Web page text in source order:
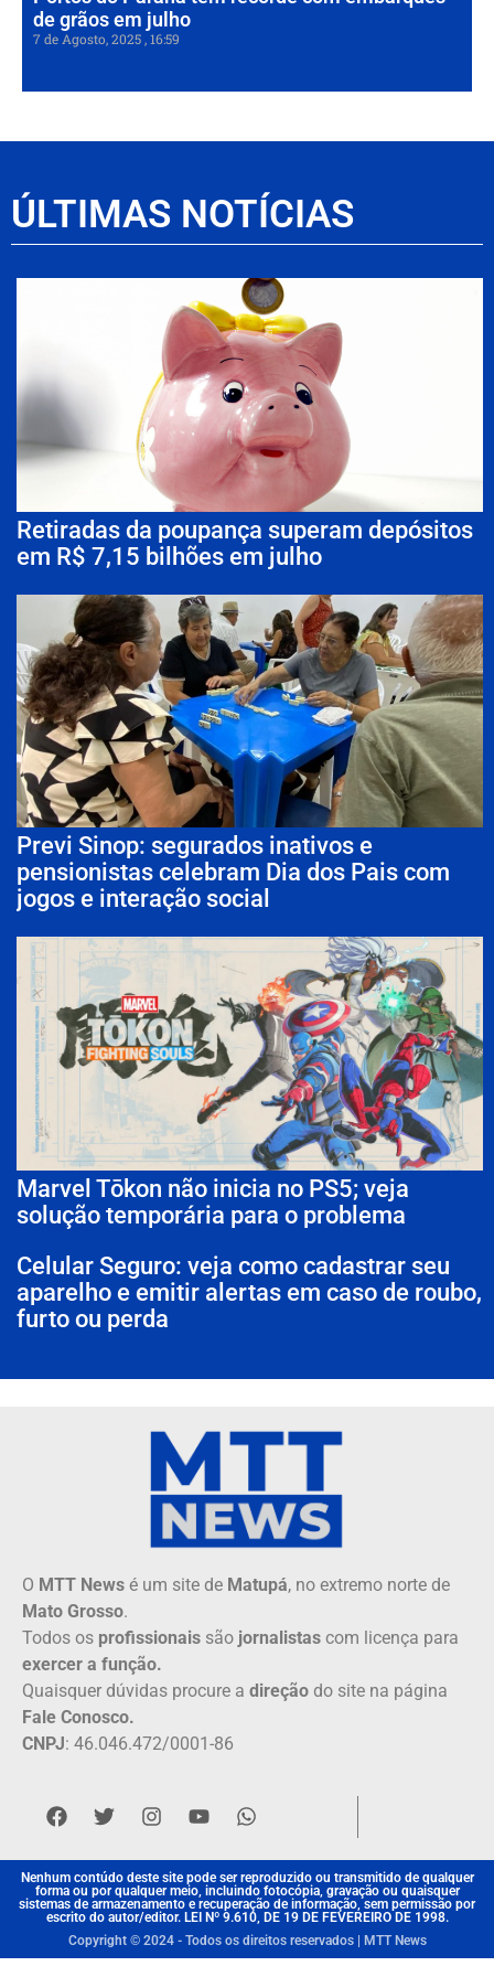
de grãos em julho
7 de Agosto, 2025 16:59
ÚLTIMAS NOTÍCIAS
Retiradas da poupança superam depósitos
em R$ 7,15 bilhões em julho
Previ Sinop: segurados inativos e
pensionistas celebram Dia dos Pais com
jogos e interação social
Marvel Tōkon não inicia no PS5; veja
solução temporária para o problema
Celular Seguro: veja como cadastrar seu
aparelho e emitir alertas em caso de roubo,
furto ou perda
O MTT News é um site de Matupá, no extremo norte de
Mato Grosso.
Todos os profissionais são jornalistas com licença para
exercer a função.
Quaisquer dúvidas procure a direção do site na página
Fale Conosco.
CNPJ: 46.046.472/0001-86
Nenhum contúdo deste site pode ser reproduzido ou transmitido de qualquer
forma ou por qualquer meio, incluindo fotocópia, gravação ou quaisquer
sistemas de armazenamento e recuperação de informação, sem permissão por
escrito do autor/editor. LEI Nº 9.610, DE 19 DE FEVEREIRO DE 1998.
Copyright © 2024 - Todos os direitos reservados | MTT News